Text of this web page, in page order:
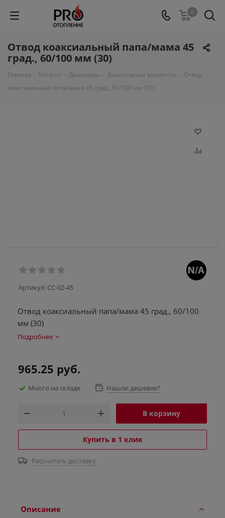
0
Отвод коаксиальный папа/мама 45
град., 60/100 мм (30)
Главная - Каталог - Дымоходы - Дымоходные элементы - Отвод
коаксиальный папа/мама 45 град., 60/100 мм (30)
Артикул: СС-02-45
Отвод коаксиальный папа/мама 45 град., 60/100
мм (30)
Подробнее
965.25 руб.
Много на складе Нашли дешевле?
В корзину
Купить в 1 клик
Рассчитать доставку
Описание